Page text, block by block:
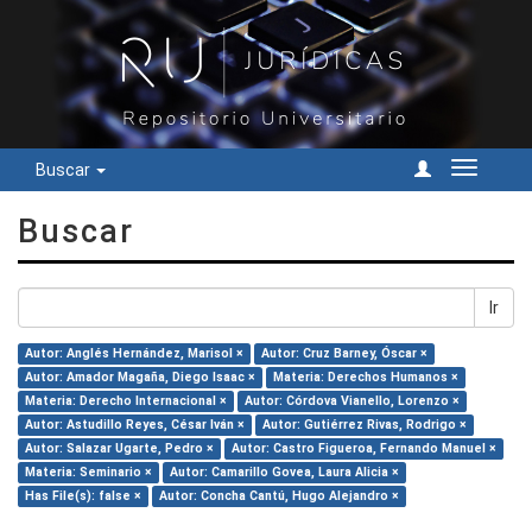
Buscar
Cambiar
Buscar
Ir
Autor: Anglés Hernández, Marisol ×
Autor: Cruz Barney, Óscar ×
Autor: Amador Magaña, Diego Isaac ×
Materia: Derechos Humanos ×
Materia: Derecho Internacional ×
Autor: Córdova Vianello, Lorenzo ×
Autor: Astudillo Reyes, César Iván ×
Autor: Gutiérrez Rivas, Rodrigo ×
Autor: Salazar Ugarte, Pedro ×
Autor: Castro Figueroa, Fernando Manuel ×
Materia: Seminario ×
Autor: Camarillo Govea, Laura Alicia ×
Has File(s): false ×
Autor: Concha Cantú, Hugo Alejandro ×